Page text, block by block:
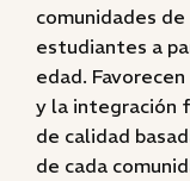
comunidades
estudiantes a
edad.
y la integración
de calidad
de cada